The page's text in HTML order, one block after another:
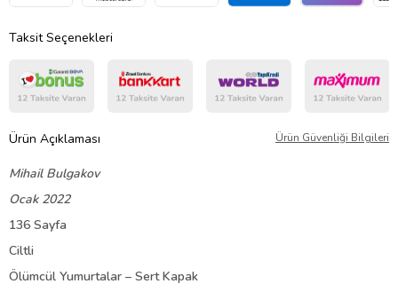
Taksit Seçenekleri
Ürün Açıklaması Ürün Güvenliği Bilgileri
Mihail Bulgakov
Ocak 2022
136 Sayfa
Ciltli
Ölümcül Yumurtalar – Sert Kapak